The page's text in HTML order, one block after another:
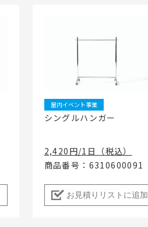
屋内イベント事業
シングルハンガー
2,420円/1日（税込）
商品番号：6310600091
お見積りリストに追加